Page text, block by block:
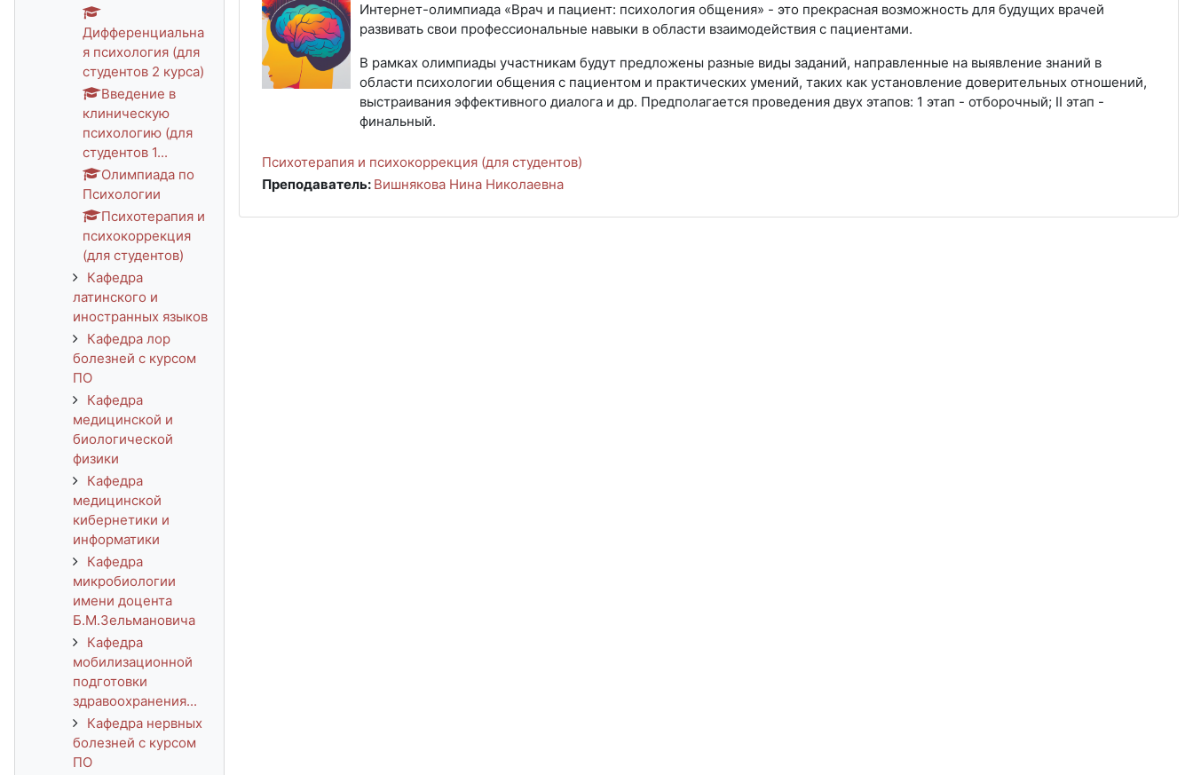
Интернет-олимпиада «Врач и пациент: психология общения» - это прекрасная возможность для будущих врачей
развивать свои профессиональные навыки в области взаимодействия с пациентами.
В рамках олимпиады участникам будут предложены разные виды заданий, направленные на выявление знаний в
области психологии общения с пациентом и практических умений, таких как установление доверительных отношений,
выстраивания эффективного диалога и др. Предполагается проведения двух этапов: 1 этап - отборочный; II этап -
финальный.
Психотерапия и психокоррекция (для студентов)
Преподаватель: Вишнякова Нина Николаевна
Дифференциальна
я психология (для
студентов 2 курса)
Введение в
клиническую
психологию (для
студентов 1...
Олимпиада по
Психологии
Психотерапия и
психокоррекция
(для студентов)
Кафедра
латинского и
иностранных языков
Кафедра лор
болезней с курсом
ПО
Кафедра
медицинской и
биологической
физики
Кафедра
медицинской
кибернетики и
информатики
Кафедра
микробиологии
имени доцента
Б.М.Зельмановича
Кафедра
мобилизационной
подготовки
здравоохранения...
Кафедра нервных
болезней с курсом
ПО